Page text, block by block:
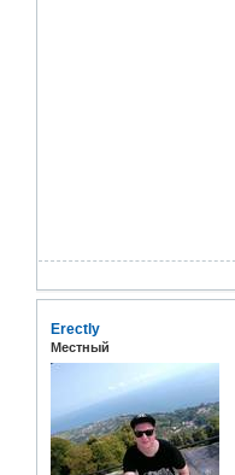
Erectly
Местный